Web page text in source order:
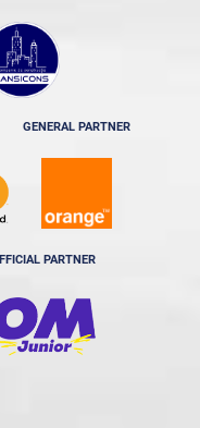
GENERAL PARTNER
PARTNER